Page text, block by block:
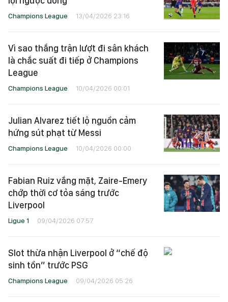
Champions League 13/04/2026 23:16
Vì sao thắng trận lượt đi sân khách
là chắc suất đi tiếp ở Champions
League
Champions League 10/04/2026 00:01
Julian Alvarez tiết lộ nguồn cảm
hứng sút phạt từ Messi
Champions League 10/04/2026 00:00
Fabian Ruiz vắng mặt, Zaire-Emery
chớp thời cơ tỏa sáng trước
Liverpool
Ligue 1 09/04/2026 07:57
Slot thừa nhận Liverpool ở “chế độ
sinh tồn” trước PSG
Champions League 09/04/2026 05:26